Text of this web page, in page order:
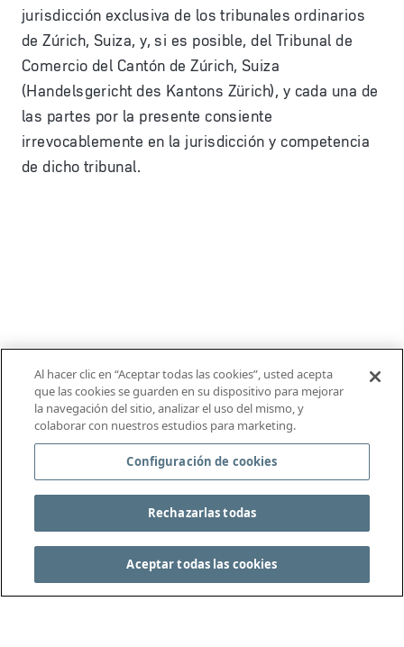
jurisdicción exclusiva de los tribunales ordinarios
de Zúrich, Suiza, y, si es posible, del Tribunal de
Comercio del Cantón de Zúrich, Suiza
(Handelsgericht des Kantons Zürich), y cada una de
las partes por la presente consiente
irrevocablemente en la jurisdicción y competencia
de dicho tribunal.
Al hacer clic en “Aceptar todas las cookies”, usted acepta
que las cookies se guarden en su dispositivo para mejorar
la navegación del sitio, analizar el uso del mismo, y
colaborar con nuestros estudios para marketing.
Configuración de cookies
Rechazarlas todas
Aceptar todas las cookies